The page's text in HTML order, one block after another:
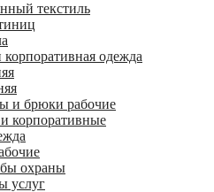
текстиль
одежда
и брюки рабочие
корпоративные
охраны
услуг